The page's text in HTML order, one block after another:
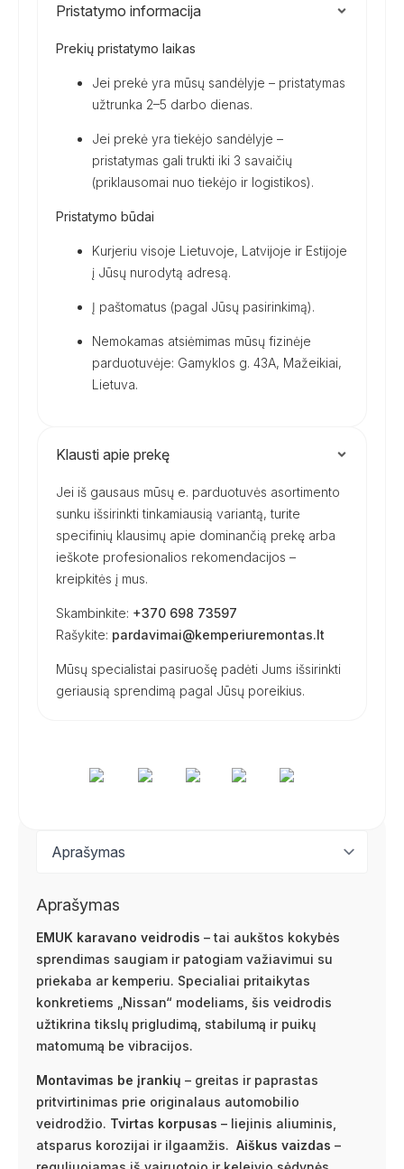
Pristatymo informacija
Prekių pristatymo laikas
Jei prekė yra mūsų sandėlyje – pristatymas
užtrunka 2–5 darbo dienas.
Jei prekė yra tiekėjo sandėlyje –
pristatymas gali trukti iki 3 savaičių
(priklausomai nuo tiekėjo ir logistikos).
Pristatymo būdai
Kurjeriu visoje Lietuvoje, Latvijoje ir Estijoje
į Jūsų nurodytą adresą.
Į paštomatus (pagal Jūsų pasirinkimą).
Nemokamas atsiėmimas mūsų fizinėje
parduotuvėje: Gamyklos g. 43A, Mažeikiai,
Lietuva.
Klausti apie prekę
Jei iš gausaus mūsų e. parduotuvės asortimento
sunku išsirinkti tinkamiausią variantą, turite
specifinių klausimų apie dominančią prekę arba
ieškote profesionalios rekomendacijos –
kreipkitės į mus.
Skambinkite: +370 698 73597
Rašykite: pardavimai@kemperiuremontas.lt
Mūsų specialistai pasiruošę padėti Jums išsirinkti
geriausią sprendimą pagal Jūsų poreikius.
Aprašymas
EMUK karavano veidrodis – tai aukštos kokybės
sprendimas saugiam ir patogiam važiavimui su
priekaba ar kemperiu. Specialiai pritaikytas
konkretiems „Nissan“ modeliams, šis veidrodis
užtikrina tikslų prigludimą, stabilumą ir puikų
matomumą be vibracijos.
Montavimas be įrankių – greitas ir paprastas
pritvirtinimas prie originalaus automobilio
veidrodžio. Tvirtas korpusas – liejinis aliuminis,
atsparus korozijai ir ilgaamžis. Aiškus vaizdas –